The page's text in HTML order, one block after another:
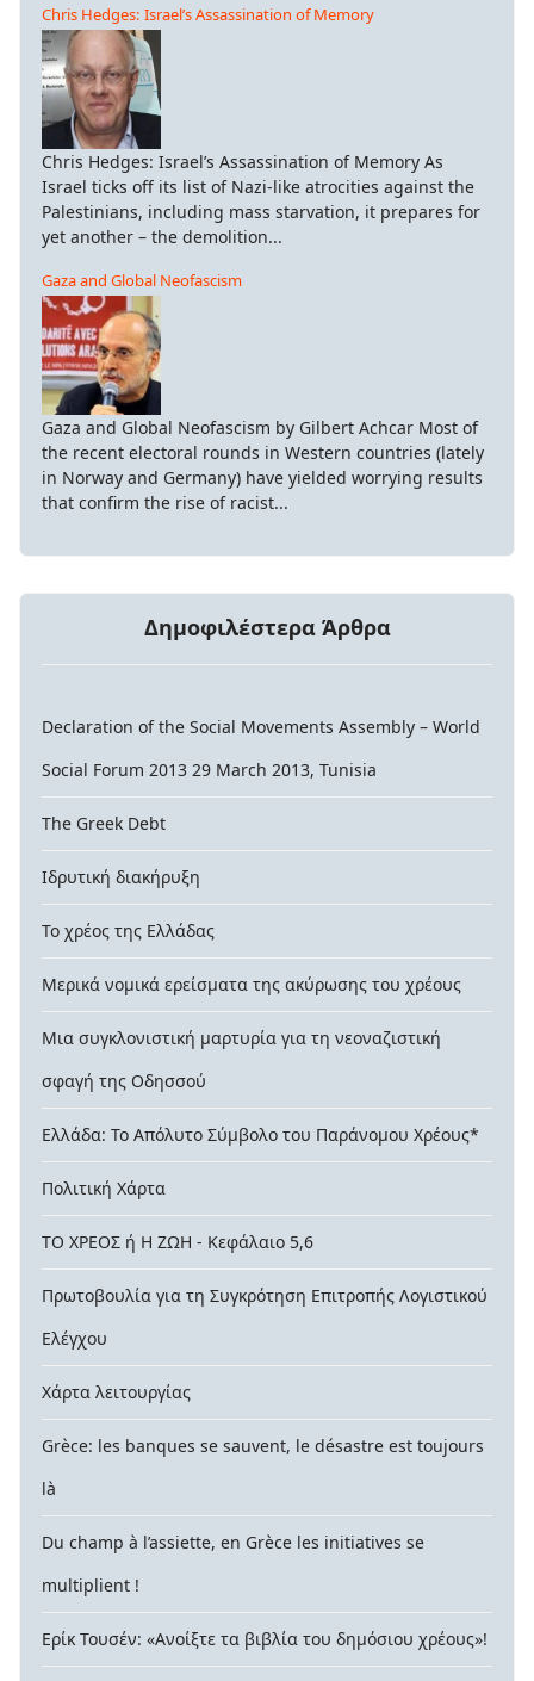
Chris Hedges: Israel’s Assassination of Memory
Chris Hedges: Israel’s Assassination of Memory As
Israel ticks off its list of Nazi-like atrocities against the
Palestinians, including mass starvation, it prepares for
yet another – the demolition...
Gaza and Global Neofascism
Gaza and Global Neofascism by Gilbert Achcar Most of
the recent electoral rounds in Western countries (lately
in Norway and Germany) have yielded worrying results
that confirm the rise of racist...
Δημοφιλέστερα Άρθρα
Declaration of the Social Movements Assembly – World
Social Forum 2013 29 March 2013, Tunisia
The Greek Debt
Ιδρυτική διακήρυξη
Το χρέος της Ελλάδας
Μερικά νομικά ερείσματα της ακύρωσης του χρέους
Μια συγκλονιστική μαρτυρία για τη νεοναζιστική
σφαγή της Οδησσού
Ελλάδα: Το Απόλυτο Σύμβολο του Παράνομου Χρέους*
Πολιτική Χάρτα
ΤΟ ΧΡΕΟΣ ή Η ΖΩΗ - Κεφάλαιο 5,6
Πρωτοβουλία για τη Συγκρότηση Επιτροπής Λογιστικού
Ελέγχου
Χάρτα λειτουργίας
Grèce: les banques se sauvent, le désastre est toujours
là
Du champ à l’assiette, en Grèce les initiatives se
multiplient !
Ερίκ Τουσέν: «Ανοίξτε τα βιβλία του δημόσιου χρέους»!